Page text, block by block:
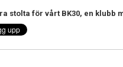
stolta för vårt BK30, en klubb